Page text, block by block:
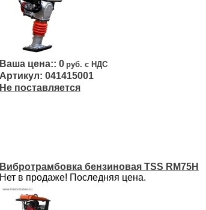
0
041415001
Не поставляется
Вибротрамбовка бензиновая TSS RM75H
Нет в продаже! Последняя цена.